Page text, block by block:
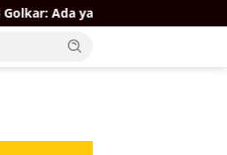
yang Kuat, Ada yang “Parah”